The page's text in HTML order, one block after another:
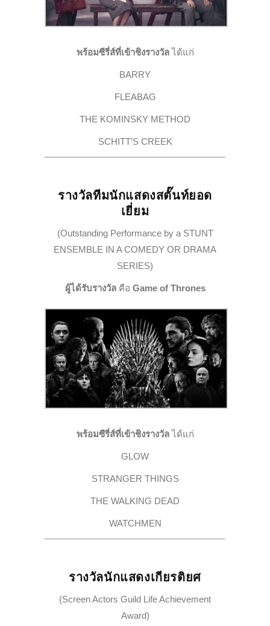
พร้อมซีรี่ส์ที่เข้าชิงรางวัลได้แก่
BARRY
FLEABAG
THE KOMINSKY METHOD
SCHITT’S CREEK
รางวัลทีมนักแสดงสตั๊นท์ยอด
เยี่ยม
(Outstanding Performance by a STUNT
ENSEMBLE IN A COMEDY OR DRAMA
SERIES)
ผู้ได้รับรางวัล คือ Game of Thrones
พร้อมซีรี่ส์ที่เข้าชิงรางวัลได้แก่
GLOW
STRANGER THINGS
THE WALKING DEAD
WATCHMEN
รางวัลนักแสดงเกียรติยศ
(Screen Actors Guild Life Achievement
Award)